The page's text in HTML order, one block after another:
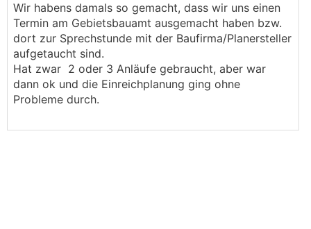
Wenn bereits ein Bauansuchen abgegeben wurde,
dann ist die Baubehörde für alle weiteren Schritte
im Verfahren - wie z.B. die Einholung eines
Gutachtens beim Gebietsbauamt - zuständig!
..
Wir habens damals so gemacht, dass wir uns einen
Termin am Gebietsbauamt ausgemacht haben bzw.
dort zur Sprechstunde mit der Baufirma/Planersteller
aufgetaucht sind.
Hat zwar 2 oder 3 Anläufe gebraucht, aber war
dann ok und die Einreichplanung ging ohne
Probleme durch.